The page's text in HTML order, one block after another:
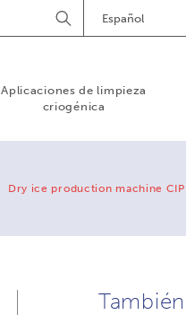
Español
Empieze
a
Aplicaciones de limpieza
criogénica
Dry ice production machine